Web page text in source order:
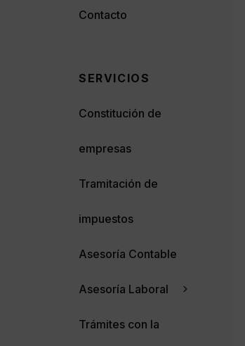
Contacto
SERVICIOS
Constitución de
empresas
Tramitación de
impuestos
Asesoría Contable
Asesoría Laboral
Trámites con la